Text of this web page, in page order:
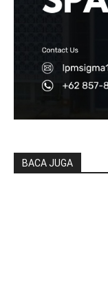
BACA JUGA